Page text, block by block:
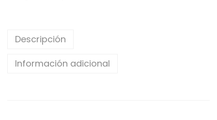
Descripción
Información adicional